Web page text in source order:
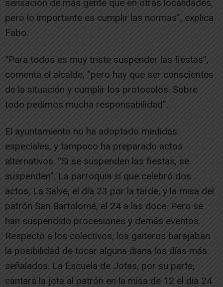
sensación de más gente que en otras localidades,
pero lo importante es cumplir las normas”, explica
Fabo.
“Para todos es muy triste suspender las fiestas”,
comenta el alcalde, “pero hay que ser conscientes
de la situación y cumplir los protocolos. Sobre
todo pedimos mucha responsabilidad”.
El ayuntamiento no ha adoptado medidas
especiales, y tampoco ha preparado actos
alternativos. “Si se suspenden las fiestas, se
suspenden”. La parroquia sí que celebró dos
actos, La Salve, el día 23 por la tarde, y la misa del
patrón San Bartolomé, el 24 a las doce. Pero se
han suspendido procesiones y demás eventos.
Respecto a los colectivos, los gaiteros barajaban
la posibilidad de tocar alguna diana los días más
señalados. La Escuela de Jotas, por su parte,
cantará la jota al patrón en la misa de 12 el día 24